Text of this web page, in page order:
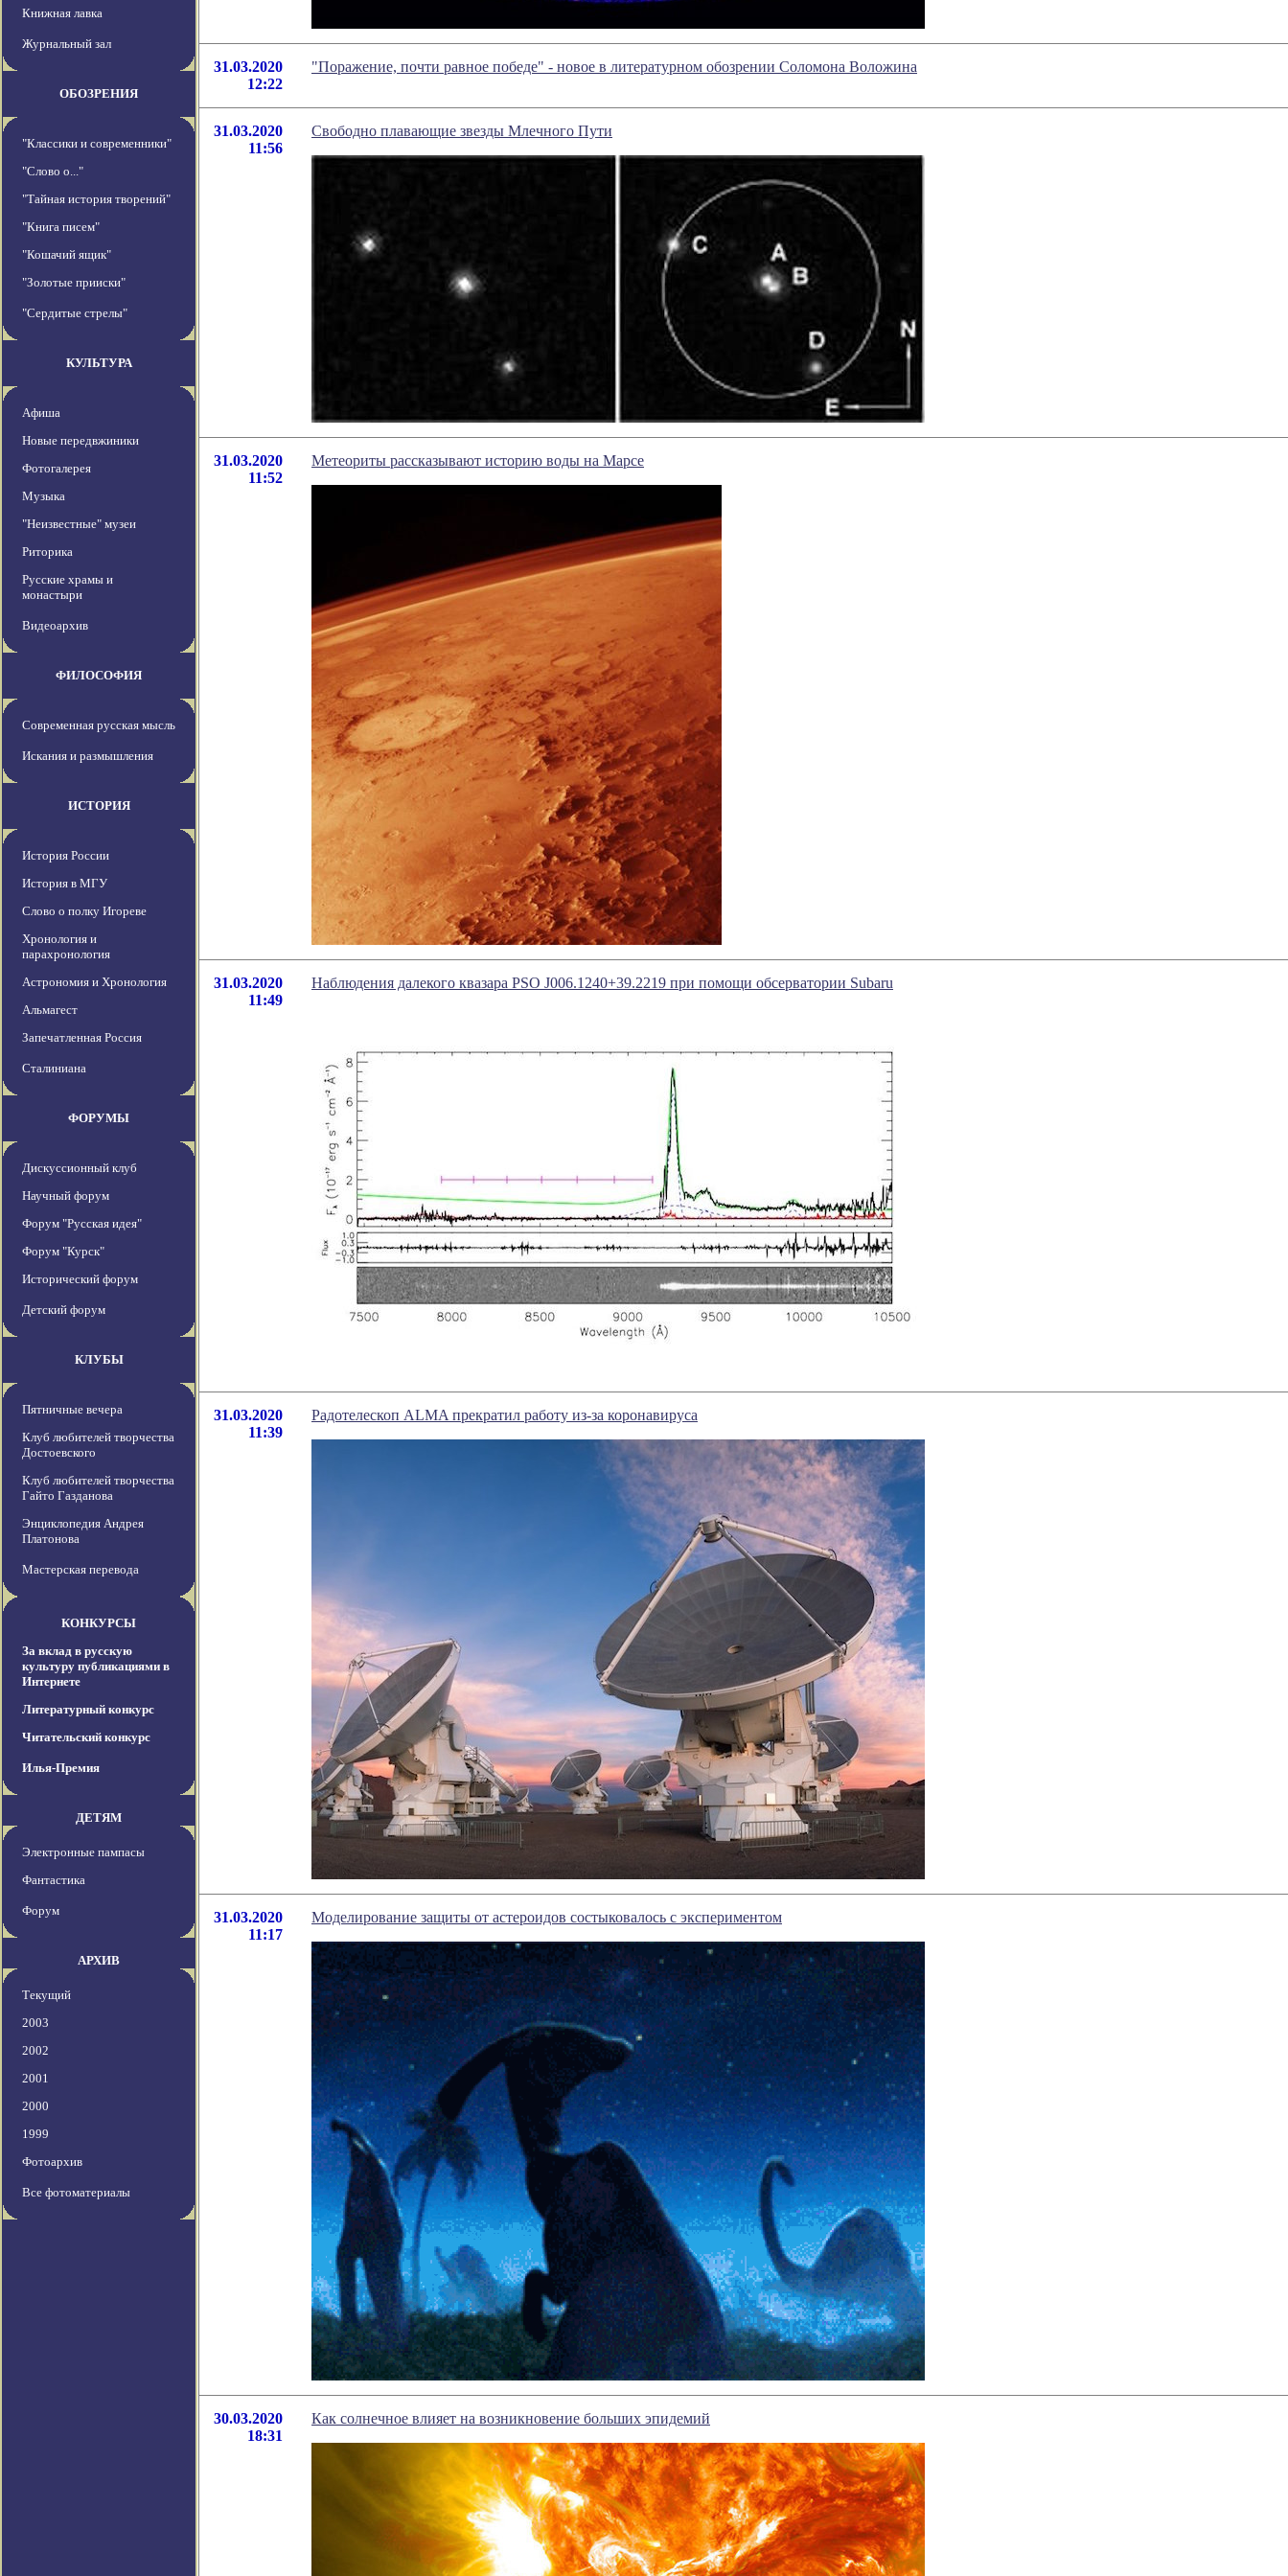
Книжная лавка
Журнальный зал
ОБОЗРЕНИЯ
"Классики и современники"
"Слово о..."
"Тайная история творений"
"Книга писем"
"Кошачий ящик"
"Золотые прииски"
"Сердитые стрелы"
КУЛЬТУРА
Афиша
Новые передвжиники
Фотогалерея
Музыка
"Неизвестные" музеи
Риторика
Русские храмы и
монастыри
Видеоархив
ФИЛОСОФИЯ
Современная русская мысль
Искания и размышления
ИСТОРИЯ
История России
История в МГУ
Слово о полку Игореве
Хронология и
парахронология
Астрономия и Хронология
Альмагест
Запечатленная Россия
Сталиниана
ФОРУМЫ
Дискуссионный клуб
Научный форум
Форум "Русская идея"
Форум "Курск"
Исторический форум
Детский форум
КЛУБЫ
Пятничные вечера
Клуб любителей творчества
Достоевского
Клуб любителей творчества
Гайто Газданова
Энциклопедия Андрея
Платонова
Мастерская перевода
КОНКУРСЫ
За вклад в русскую
культуру публикациями в
Интернете
Литературный конкурс
Читательский конкурс
Илья-Премия
ДЕТЯМ
Электронные пампасы
Фантастика
Форум
АРХИВ
Текущий
2003
2002
2001
2000
1999
Фотоархив
Все фотоматериалы
31.03.2020
12:22
"Поражение, почти равное победе" - новое в литературном обозрении Соломона Воложина
31.03.2020
11:56
Свободно плавающие звезды Млечного Пути
31.03.2020
11:52
Метеориты рассказывают историю воды на Марсе
31.03.2020
11:49
Наблюдения далекого квазара PSO J006.1240+39.2219 при помощи обсерватории Subaru
31.03.2020
11:39
Радотелескоп ALMA прекратил работу из-за коронавируса
31.03.2020
11:17
Моделирование защиты от астероидов состыковалось с экспериментом
30.03.2020
18:31
Как солнечное влияет на возникновение больших эпидемий